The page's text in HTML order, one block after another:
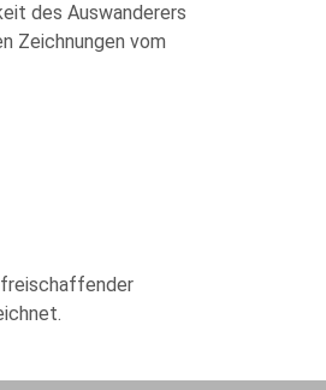
des Auswanderers
Zeichnungen vom